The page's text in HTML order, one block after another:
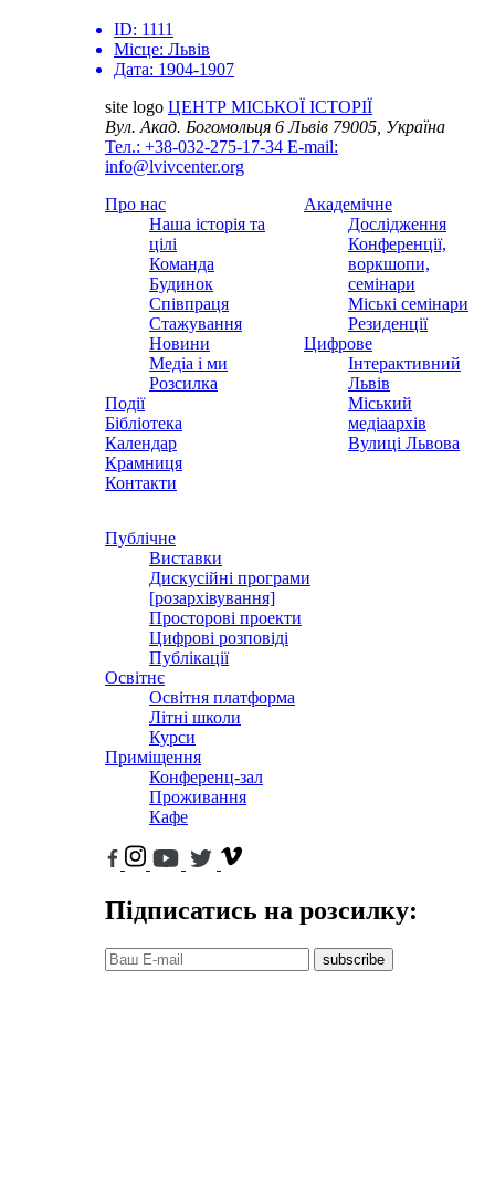
ID: 1111
Місце: Львів
Дата: 1904-1907
site logo ЦЕНТР МІСЬКОЇ ІСТОРІЇ
Вул. Акад. Богомольця 6Львів 79005, Україна
Тел.: +38-032-275-17-34 E-mail:
info@lvivcenter.org
Про нас
Наша історія та
цілі
Команда
Будинок
Співпраця
Стажування
Новини
Медіа і ми
Розсилка
Події
Бібліотека
Календар
Крамниця
Контакти
Академічне
Дослідження
Конференції,
воркшопи,
семінари
Міські семінари
Резиденції
Цифрове
Інтерактивний
Львів
Міський
медіаархів
Вулиці Львова
Публічне
Виставки
Дискусійні програми
[розархівування]
Просторові проекти
Цифрові розповіді
Публікації
Освітнє
Освітня платформа
Літні школи
Курси
Приміщення
Конференц-зал
Проживання
Кафе
Підписатись на розсилку:
subscribe